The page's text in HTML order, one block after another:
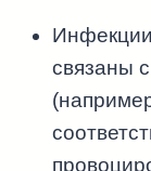
связаны